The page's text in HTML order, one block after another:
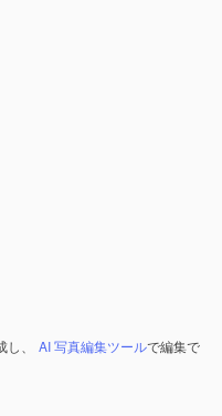
、 AI 写真編集ツールで編集で